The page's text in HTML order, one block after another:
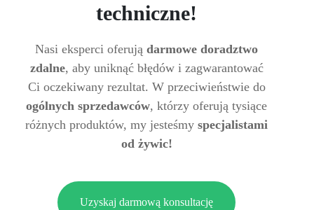
techniczne!
Nasi eksperci oferują darmowe doradztwo
zdalne, aby uniknąć błędów i zagwarantować
Ci oczekiwany rezultat. W przeciwieństwie do
ogólnych sprzedawców, którzy oferują tysiące
różnych produktów, my jesteśmy specjalistami
od żywic!
Uzyskaj darmową konsultację